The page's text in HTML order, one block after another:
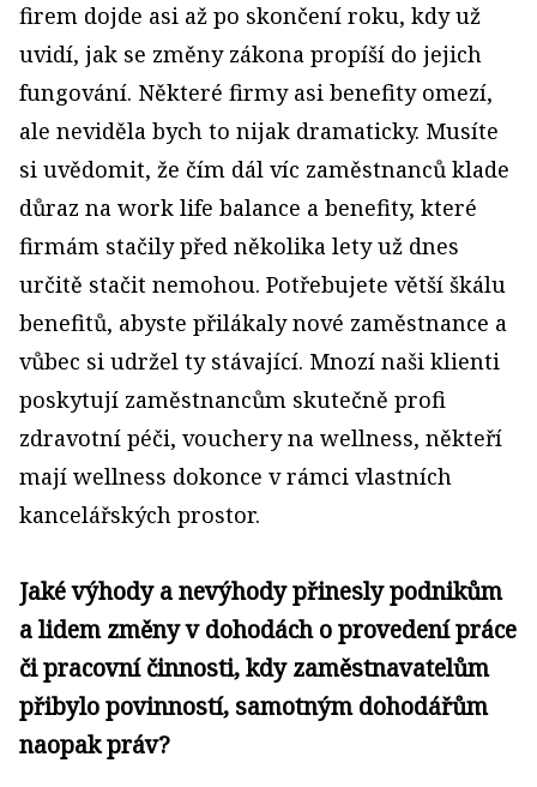
firem dojde asi až po skončení roku, kdy už
uvidí, jak se změny zákona propíší do jejich
fungování. Některé firmy asi benefity omezí,
ale neviděla bych to nijak dramaticky. Musíte
si uvědomit, že čím dál víc zaměstnanců klade
důraz na work life balance a benefity, které
firmám stačily před několika lety už dnes
určitě stačit nemohou. Potřebujete větší škálu
benefitů, abyste přilákaly nové zaměstnance a
vůbec si udržel ty stávající. Mnozí naši klienti
poskytují zaměstnancům skutečně profi
zdravotní péči, vouchery na wellness, někteří
mají wellness dokonce v rámci vlastních
kancelářských prostor.
Jaké výhody a nevýhody přinesly podnikům
a lidem změny v dohodách o provedení práce
či pracovní činnosti, kdy zaměstnavatelům
přibylo povinností, samotným dohodářům
naopak práv?